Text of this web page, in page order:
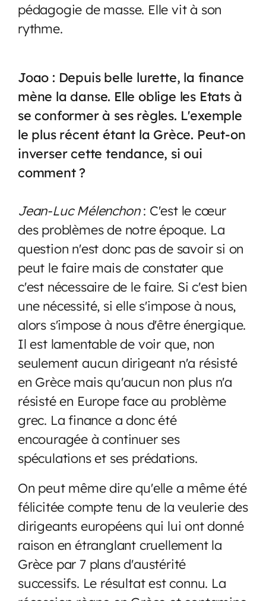
pédagogie de masse. Elle vit à son
rythme.
Joao : Depuis belle lurette, la finance
mène la danse. Elle oblige les Etats à
se conformer à ses règles. L'exemple
le plus récent étant la Grèce. Peut-on
inverser cette tendance, si oui
comment ?
Jean-Luc Mélenchon: C'est le cœur
des problèmes de notre époque. La
question n'est donc pas de savoir si on
peut le faire mais de constater que
c'est nécessaire de le faire. Si c'est bien
une nécessité, si elle s'impose à nous,
alors s'impose à nous d'être énergique.
Il est lamentable de voir que, non
seulement aucun dirigeant n'a résisté
en Grèce mais qu'aucun non plus n'a
résisté en Europe face au problème
grec. La finance a donc été
encouragée à continuer ses
spéculations et ses prédations.
On peut même dire qu'elle a même été
félicitée compte tenu de la veulerie des
dirigeants européens qui lui ont donné
raison en étranglant cruellement la
Grèce par 7 plans d'austérité
successifs. Le résultat est connu. La